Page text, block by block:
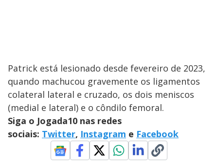
Patrick está lesionado desde fevereiro de 2023,
quando machucou gravemente os ligamentos
colateral lateral e cruzado, os dois meniscos
(medial e lateral) e o côndilo femoral.
Siga o Jogada10 nas redes
sociais: Twitter, Instagram e Facebook